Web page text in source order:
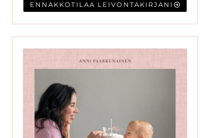
ENNAKKOTILAA LEIVONTAKIRJANI